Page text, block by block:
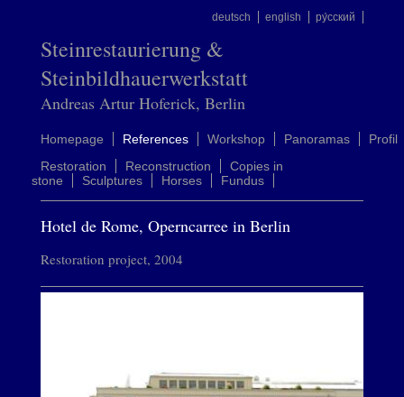
deutsch english ру́сский
Steinrestaurierung &
Steinbildhauerwerkstatt
Andreas Artur Hoferick, Berlin
Homepage References Workshop Panoramas
Profil
Restoration
Reconstruction
Copies in
stone
Sculptures Horses Fundus
Hotel de Rome, Operncarree in Berlin
Restoration project, 2004